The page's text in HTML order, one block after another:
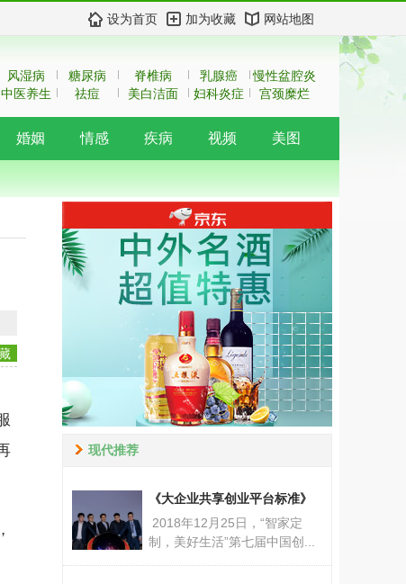
设为首页 加为收藏 网站地图
风湿病 糖尿病 脊椎病 乳腺癌
慢性盆腔炎
中医养生 祛痘 美白洁面 妇科炎症 宫颈糜烂
婚姻 情感 疾病 视频 美图
现代推荐
《大企业共享创业平台标准》
2018年12月25日，“智家定
制，美好生活”第七届中国创...